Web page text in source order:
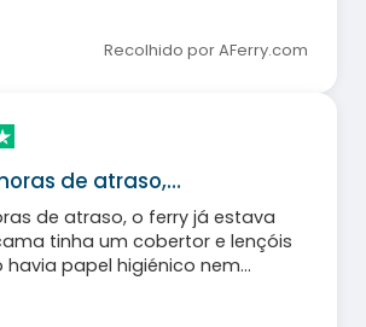
Recolhido por AFerry.com
de atraso,…
de atraso, o ferry já estava
tinha um cobertor e lençóis
havia papel higiénico nem